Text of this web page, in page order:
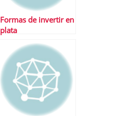
Formas de invertir en
plata